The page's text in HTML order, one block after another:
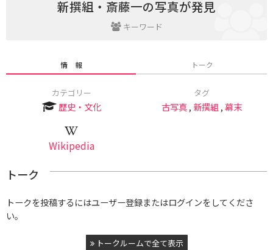
新撰組・斎藤一の写真が発見
キーワード
情 報 トーク
カテゴリー
歴史・文化
タグ
古写真, 新撰組 ,幕末
Wikipedia
トーク
トークを投稿するにはユーザー登録またはログインをしてくださ
い。
トークルームで全て表示